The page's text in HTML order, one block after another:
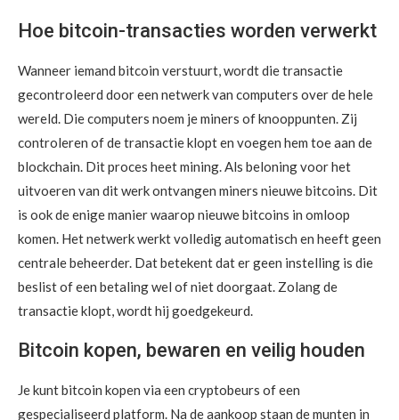
Hoe bitcoin-transacties worden verwerkt
Wanneer iemand bitcoin verstuurt, wordt die transactie
gecontroleerd door een netwerk van computers over de hele
wereld. Die computers noem je miners of knooppunten. Zij
controleren of de transactie klopt en voegen hem toe aan de
blockchain. Dit proces heet mining. Als beloning voor het
uitvoeren van dit werk ontvangen miners nieuwe bitcoins. Dit
is ook de enige manier waarop nieuwe bitcoins in omloop
komen. Het netwerk werkt volledig automatisch en heeft geen
centrale beheerder. Dat betekent dat er geen instelling is die
beslist of een betaling wel of niet doorgaat. Zolang de
transactie klopt, wordt hij goedgekeurd.
Bitcoin kopen, bewaren en veilig houden
Je kunt bitcoin kopen via een cryptobeurs of een
gespecialiseerd platform. Na de aankoop staan de munten in